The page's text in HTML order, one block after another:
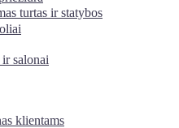
turtas ir statybos
salonai
klientams